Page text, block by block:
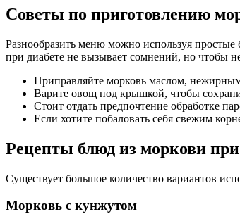
Советы по приготовлению
Разнообразить меню можно используя
при диабете не вызывает сомнений, но чтобы
Приправляйте морковь маслом,
Варите овощ под крышкой, чтобы
Стоит отдать предпочтение обработке
Если хотите побаловать себя свежим
Рецепты блюд из моркови при
Существует большое количество вариантов
Морковь с кунжутом